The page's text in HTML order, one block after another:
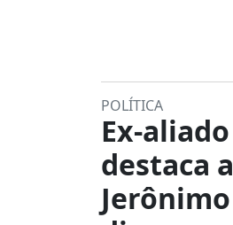
POLÍTICA
Ex-
destaca